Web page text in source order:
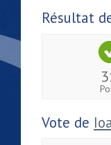
Résultat
Vote de